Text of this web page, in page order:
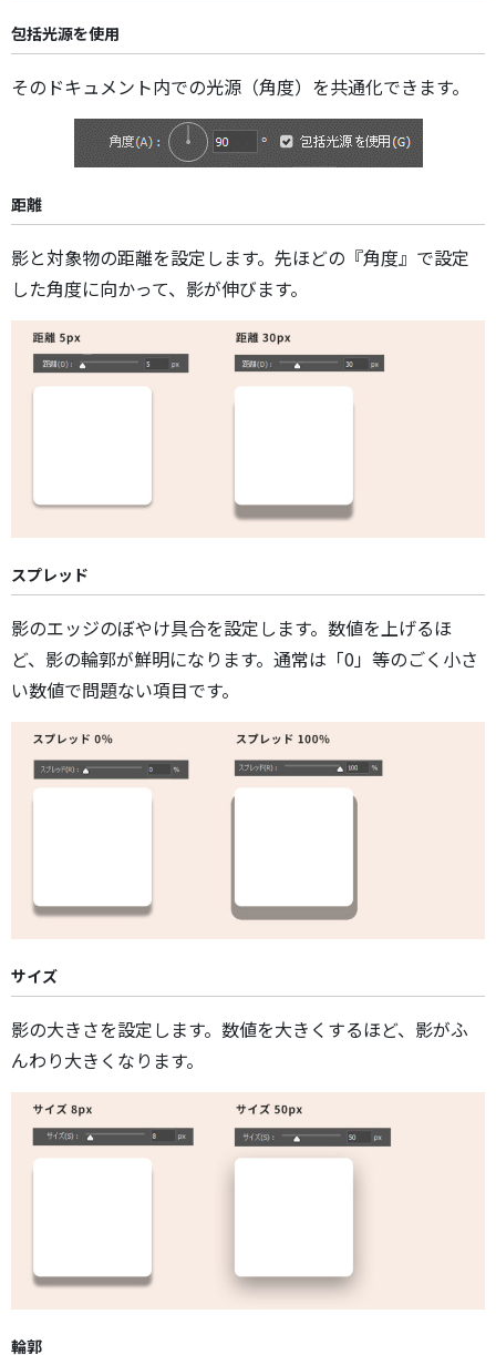
包括光源を使用
そのドキュメント内での光源（角度）を共通化できます。
距離
影と対象物の距離を設定します。先ほどの『角度』で設定
した角度に向かって、影が伸びます。
スプレッド
影のエッジのぼやけ具合を設定します。数値を上げるほ
ど、影の輪郭が鮮明になります。通常は「0」等のごく小さ
い数値で問題ない項目です。
サイズ
影の大きさを設定します。数値を大きくするほど、影がふ
んわり大きくなります。
輪郭